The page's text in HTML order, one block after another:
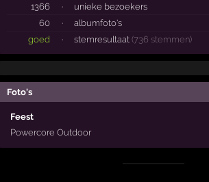
1366
·
unieke bezoekers
60
·
albumfoto's
goed
· stemresultaat (736 stemmen)
Foto's
Feest
Powercore Outdoor